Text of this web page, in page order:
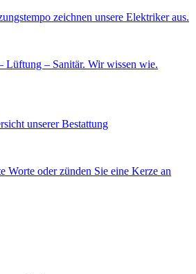
zeichnen unsere Elektriker aus.
– Sanitär. Wir wissen wie.
unserer Bestattung
Worte oder zünden Sie eine Kerze an